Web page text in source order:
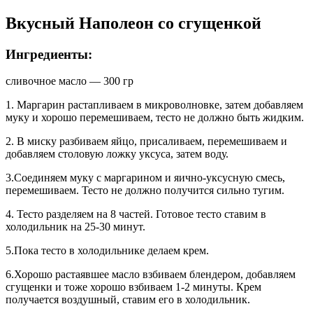
Вкусный Наполеон со сгущенкой
Ингредиенты:
сливочное масло — 300 гр
1. Маргарин растапливаем в микроволновке, затем добавляем
муку и хорошо перемешиваем, тесто не должно быть жидким.
2. В миску разбиваем яйцо, присаливаем, перемешиваем и
добавляем столовую ложку уксуса, затем воду.
3.Соединяем муку с маргарином и яично-уксусную смесь,
перемешиваем. Тесто не должно получится сильно тугим.
4. Тесто разделяем на 8 частей. Готовое тесто ставим в
холодильник на 25-30 минут.
5.Пока тесто в холодильнике делаем крем.
6.Хорошо растаявшее масло взбиваем блендером, добавляем
сгущенки и тоже хорошо взбиваем 1-2 минуты. Крем
получается воздушный, ставим его в холодильник.